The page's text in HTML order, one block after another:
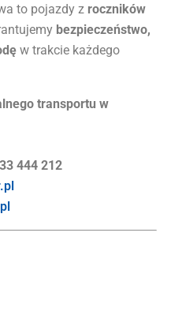
to pojazdy z roczników
bezpieczeństwo,
w trakcie każdego
transportu w
444 212